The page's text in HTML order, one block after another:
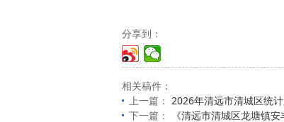
分享到：
相关稿件：
上一篇： 2026年清远市清城区统
下一篇：
《清远市清城区龙塘镇